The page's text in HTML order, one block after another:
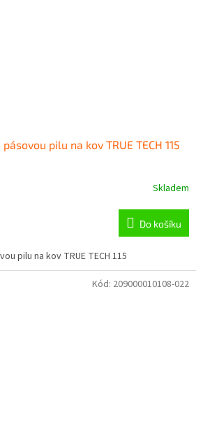
pilu na kov TRUE TECH 115
Skladem
Do košíku
pilu na kov TRUE TECH 115
Kód: 209000010108-022